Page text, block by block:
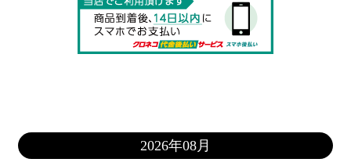
2026年08月